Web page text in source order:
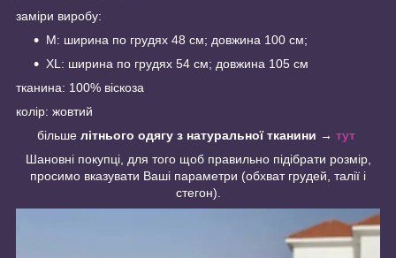
заміри виробу:
M: ширина по грудях 48 см; довжина 100 см;
XL: ширина по грудях 54 см; довжина 105 см
тканина: 100% віскоза
колір: жовтий
більше літнього одягу з натуральної тканини → тут
Шановні покупці, для того щоб правильно підібрати розмір,
просимо вказувати Ваші параметри (обхват грудей, талії і
стегон).